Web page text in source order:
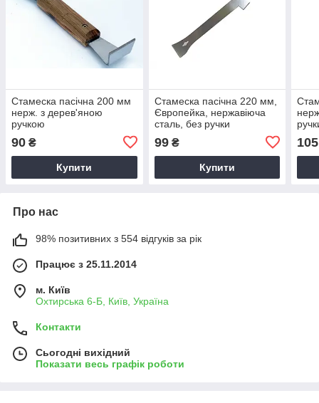
Стамеска пасічна 200 мм
нерж. з дерев'яною
ручкою
90 ₴
Купити
Стамеска пасічна 220 мм,
Європейка, нержавіюча
сталь, без ручки
99₴
Купити
105
Про нас
98% позитивних з 554 відгуків за рік
Працює з 25.11.2014
м. Київ
Охтирська 6-Б, Київ, Україна
Контакти
Сьогодні вихідний
Показати весь графік роботи